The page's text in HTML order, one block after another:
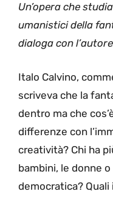
Un’opera che
umanistici della
dialoga con
Italo Calvino,
scriveva che la
dentro ma che
differenze con
creatività? Chi ha
bambini, le donne
democratica?